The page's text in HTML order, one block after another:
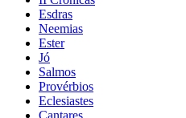
Esdras
Neemias
Ester
Jó
Salmos
Provérbios
Eclesiastes
Cantares